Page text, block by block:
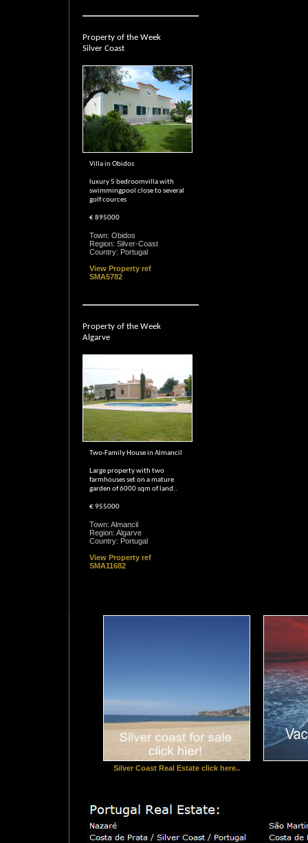
Property of the Week
Silver Coast
Villa in Obidos
luxury 5 bedroomvilla with
swimmingpool close to several
golf cources
€ 895000
Town: Obidos
Region: Silver-Coast
Country: Portugal
View Property ref
SMA5782
Property of the Week
Algarve
Two-Family House in Almancil
Large property with two
farmhouses set on a mature
garden of 6000 sqm of land..
€ 955000
Town: Almancil
Region: Algarve
Country: Portugal
View Property ref
SMA11682
Silver Coast Real Estate click here..